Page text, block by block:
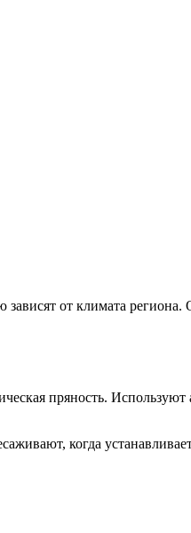
зависят от климата
пряность.
когда